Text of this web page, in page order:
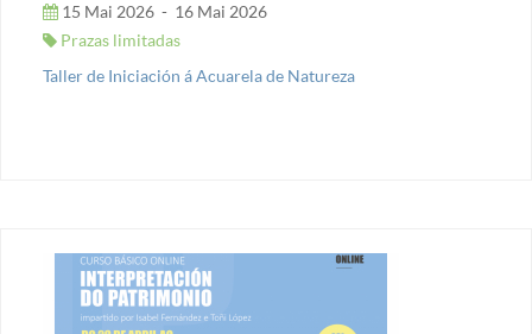
15 Mai 2026 - 16 Mai 2026
Prazas limitadas
Taller de Iniciación á Acuarela de Natureza